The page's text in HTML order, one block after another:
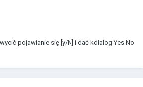
pojawianie się [y/N] i dać kdialog Yes No